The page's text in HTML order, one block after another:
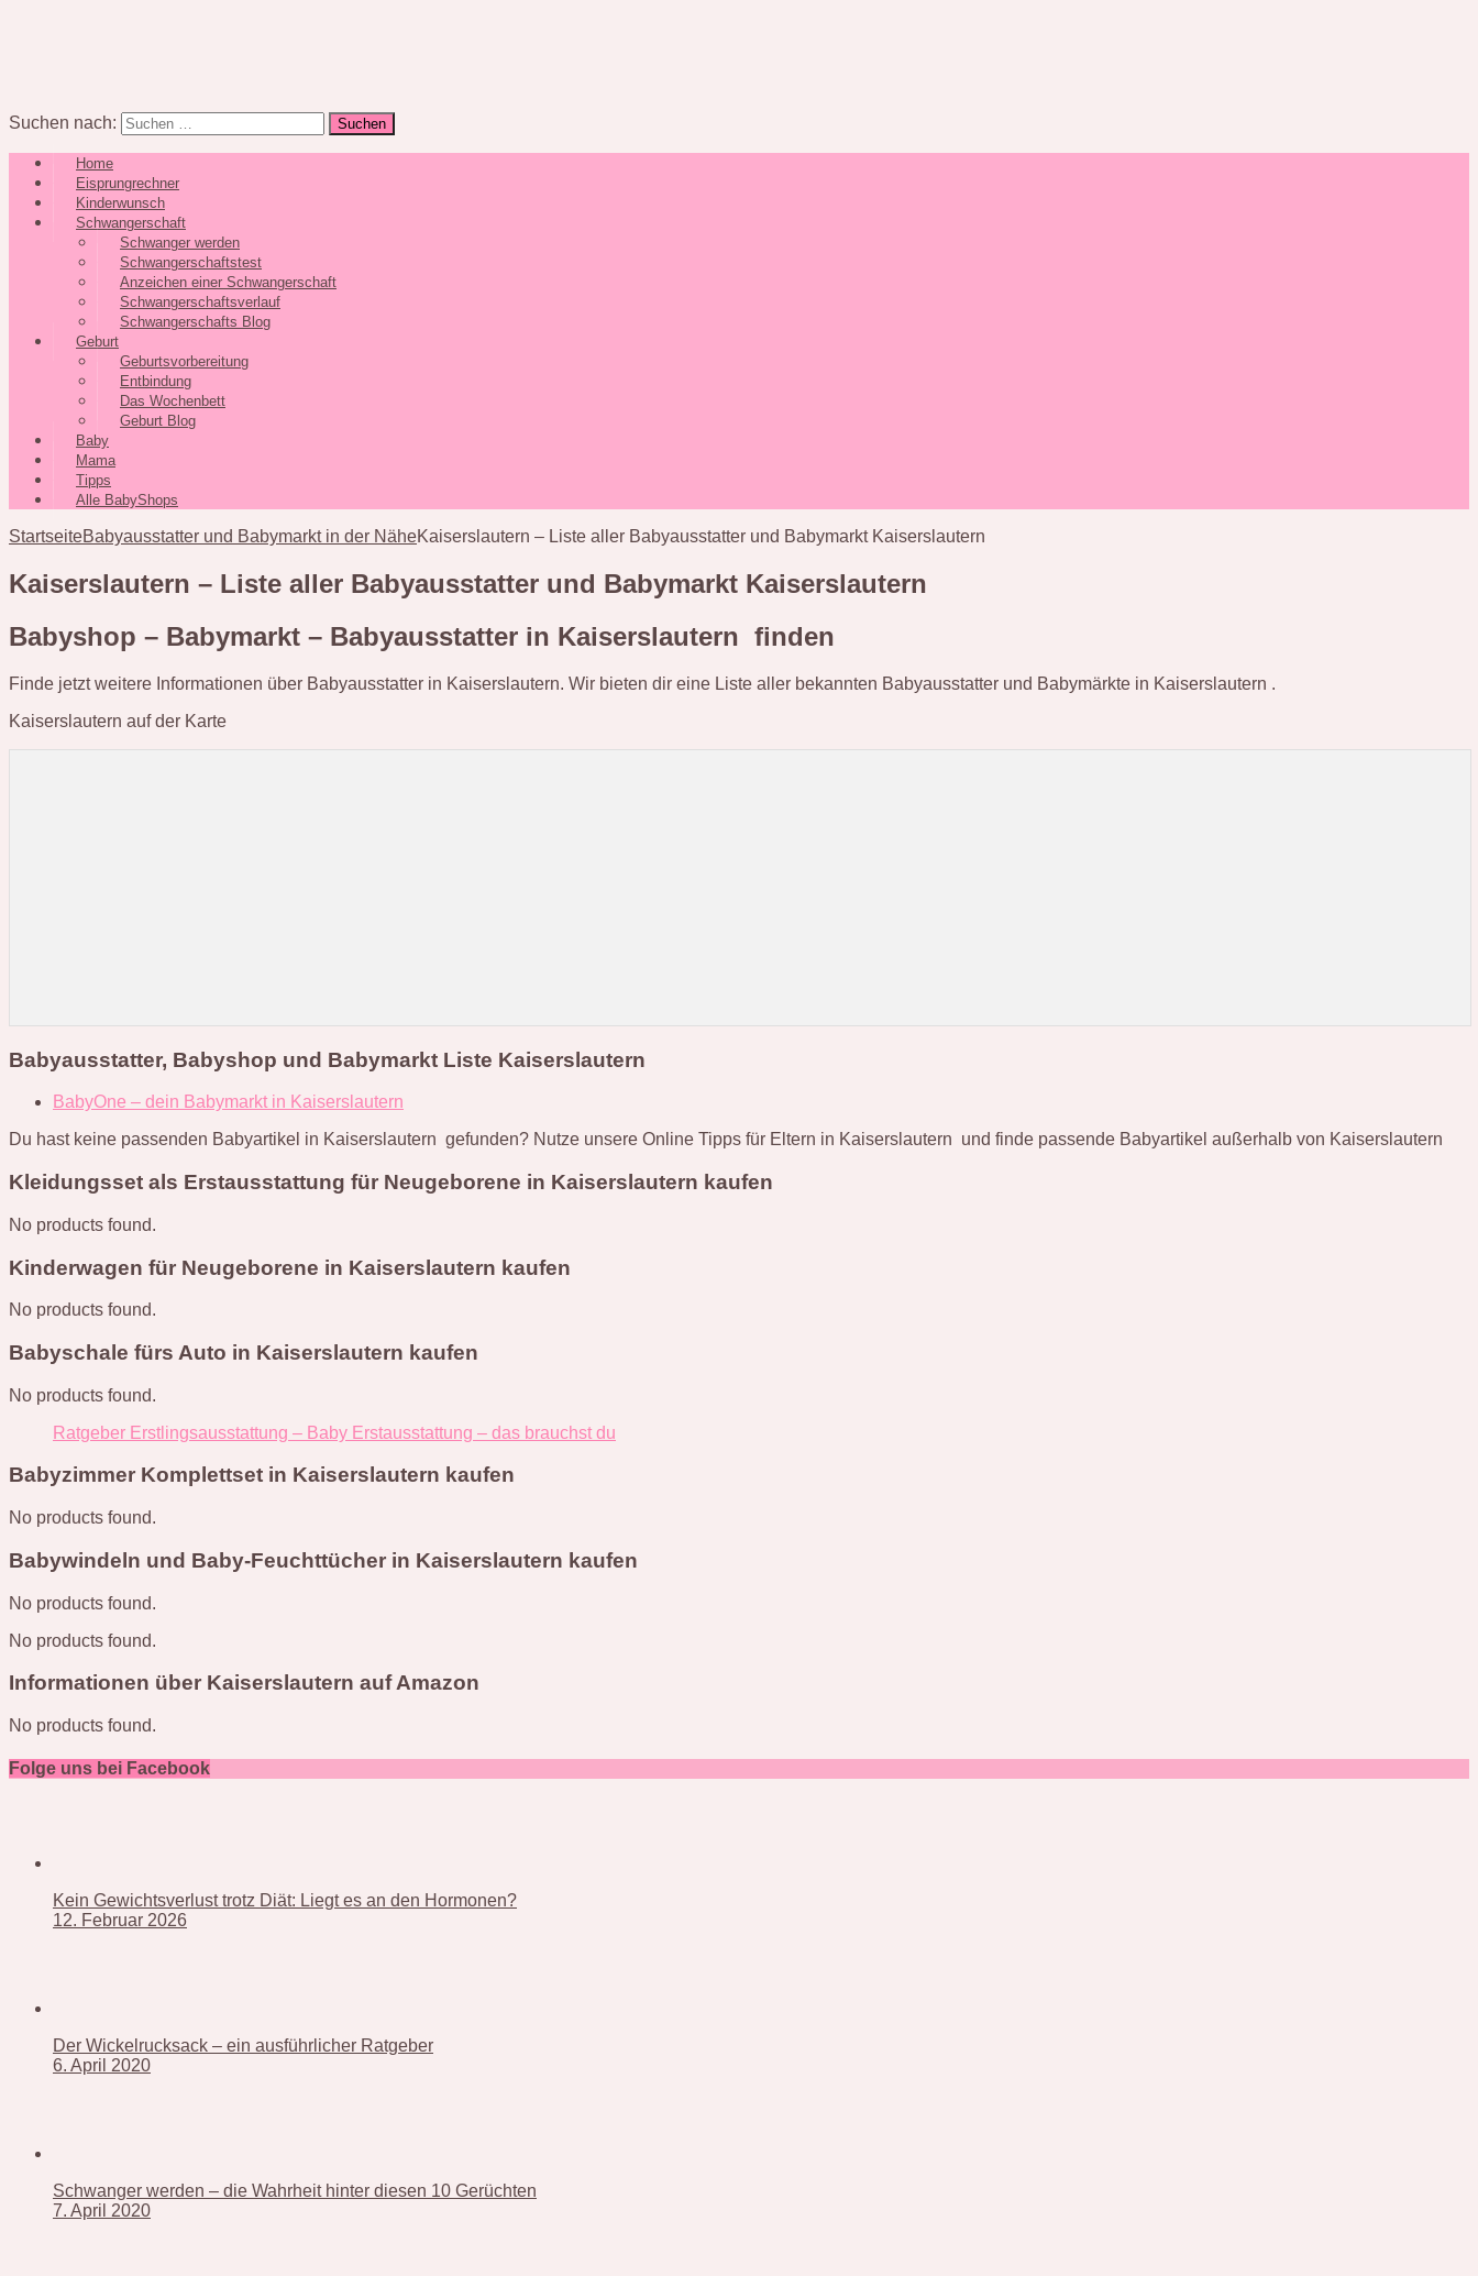
Suchen nach:
Home
Eisprungrechner
Kinderwunsch
Schwangerschaft
Schwanger werden
Schwangerschaftstest
Anzeichen einer Schwangerschaft
Schwangerschaftsverlauf
Schwangerschafts Blog
Geburt
Geburtsvorbereitung
Entbindung
Das Wochenbett
Geburt Blog
Baby
Mama
Tipps
Alle BabyShops
StartseiteBabyausstatter und Babymarkt in der NäheKaiserslautern – Liste aller Babyausstatter und Babymarkt Kaiserslautern
Kaiserslautern – Liste aller Babyausstatter und Babymarkt Kaiserslautern
Babyshop – Babymarkt – Babyausstatter in Kaiserslautern finden
Finde jetzt weitere Informationen über Babyausstatter in Kaiserslautern. Wir bieten dir eine Liste aller bekannten Babyausstatter und Babymärkte in Kaiserslautern .
Kaiserslautern auf der Karte
Babyausstatter, Babyshop und Babymarkt Liste Kaiserslautern
BabyOne – dein Babymarkt in Kaiserslautern
Du hast keine passenden Babyartikel in Kaiserslautern gefunden? Nutze unsere Online Tipps für Eltern in Kaiserslautern und finde passende Babyartikel außerhalb von Kaiserslautern
Kleidungsset als Erstausstattung für Neugeborene in Kaiserslautern kaufen
No products found.
Kinderwagen für Neugeborene in Kaiserslautern kaufen
No products found.
Babyschale fürs Auto in Kaiserslautern kaufen
No products found.
Ratgeber Erstlingsausstattung – Baby Erstausstattung – das brauchst du
Babyzimmer Komplettset in Kaiserslautern kaufen
No products found.
Babywindeln und Baby-Feuchttücher in Kaiserslautern kaufen
No products found.
No products found.
Informationen über Kaiserslautern auf Amazon
No products found.
Folge uns bei Facebook
Kein Gewichtsverlust trotz Diät: Liegt es an den Hormonen?
12. Februar 2026
Der Wickelrucksack – ein ausführlicher Ratgeber
6. April 2020
Schwanger werden – die Wahrheit hinter diesen 10 Gerüchten
7. April 2020